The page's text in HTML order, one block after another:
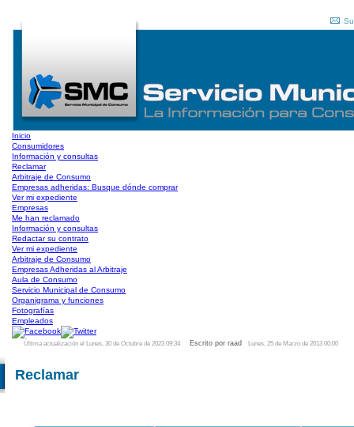
Inicio
Consumidores
Información y consultas
Reclamar
Arbitraje de Consumo
Empresas adheridas: Busque dónde comprar
Ver mi expediente
Empresas
Me han reclamado
Información y consultas
Redactar su contrato
Ver mi expediente
Arbitraje de Consumo
Empresas Adheridas al Arbitraje
Aula de Consumo
Servicio Municipal de Consumo
Organigrama y funciones
Fotografías
Empleados
Última actualización el Lunes, 30 de Octubre de 2023 09:34 Escrito por raad Lunes, 25 de Marzo de 2013 00:00
Reclamar